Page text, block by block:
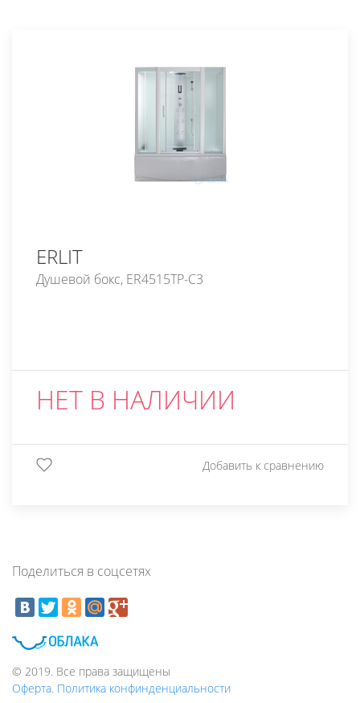
ERLIT
Душевой бокс, ER4515TP-C3
НЕТ В НАЛИЧИИ
Добавить к сравнению
Поделиться в соцсетях
© 2019. Все права защищены
Оферта. Политика конфинденциальности